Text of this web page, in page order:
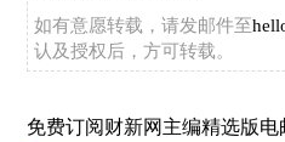
如有意愿转载，请发邮件至
认及授权后，方可转载。
免费订阅财新网主编精选版电